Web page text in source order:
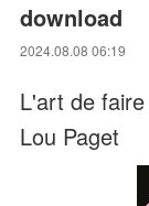
download
2024.08.08 06:19
L'art de
Lou Paget